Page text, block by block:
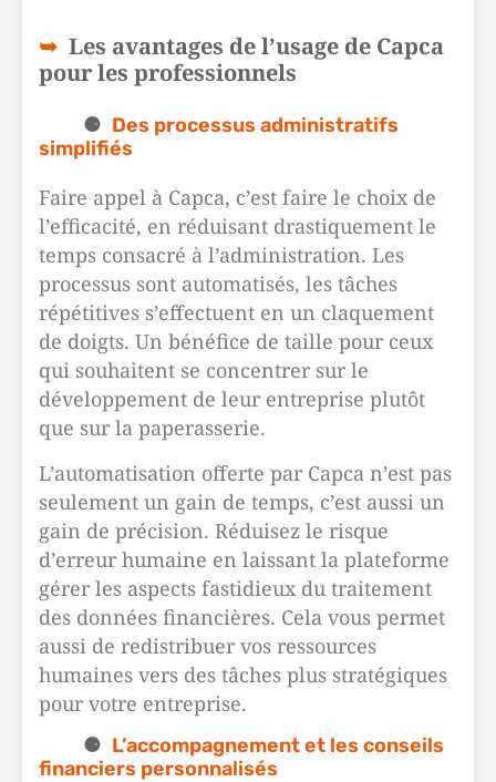
Les avantages de l’usage de Capca
pour les professionnels
Des processus administratifs
simplifiés
Faire appel à Capca, c’est faire le choix de
l’efficacité, en réduisant drastiquement le
temps consacré à l’administration. Les
processus sont automatisés, les tâches
répétitives s’effectuent en un claquement
de doigts. Un bénéfice de taille pour ceux
qui souhaitent se concentrer sur le
développement de leur entreprise plutôt
que sur la paperasserie.
L’automatisation offerte par Capca n’est pas
seulement un gain de temps, c’est aussi un
gain de précision. Réduisez le risque
d’erreur humaine en laissant la plateforme
gérer les aspects fastidieux du traitement
des données financières. Cela vous permet
aussi de redistribuer vos ressources
humaines vers des tâches plus stratégiques
pour votre entreprise.
L’accompagnement et les conseils
financiers personnalisés